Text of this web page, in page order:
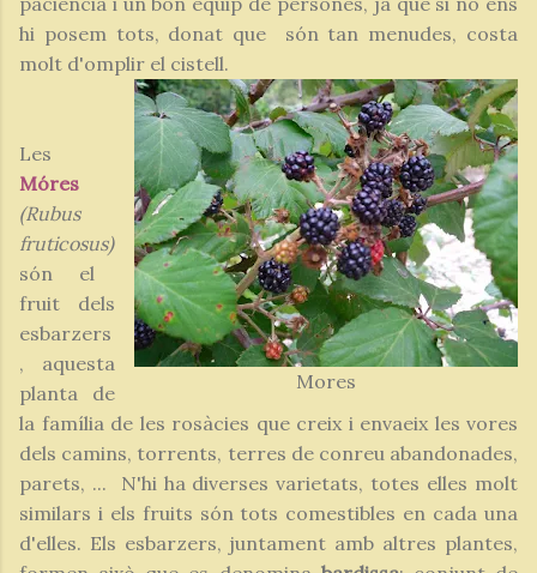
hi posem tots, donat que són tan menudes, costa
molt d'omplir el cistell.
Mores
Les
Móres
(Rubus
fruticosus)
són el
fruit dels
esbarzers
, aquesta
planta de
la família de les rosàcies que creix i envaeix les vores
dels camins, torrents, terres de conreu abandonades,
parets, ... N'hi ha diverses varietats, totes elles molt
similars i els fruits són tots comestibles en cada una
d'elles. Els esbarzers, juntament amb altres plantes,